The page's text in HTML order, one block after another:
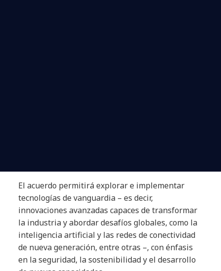
El acuerdo permitirá explorar e implementar
tecnologías de vanguardia – es decir,
innovaciones avanzadas capaces de transformar
la industria y abordar desafíos globales, como la
inteligencia artificial y las redes de conectividad
de nueva generación, entre otras –, con énfasis
en la seguridad, la sostenibilidad y el desarrollo